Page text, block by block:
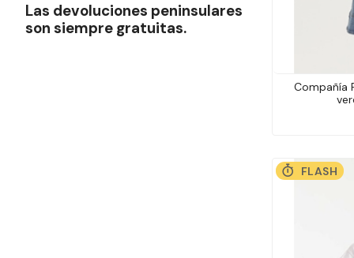
Compañía
FLASH
Las devoluciones peninsulares
son siempre gratuitas.